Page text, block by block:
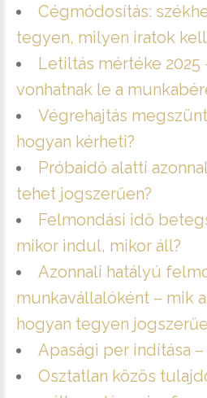
Cégmódosítás:
tegyen, milyen iratok
Letiltás mértéke 2025
vonhatnak le a
Végrehajtás
hogyan kérheti?
Próbaidő alatti
tehet jogszerűen?
Felmondási idő
mikor indul, mikor áll?
Azonnali hatályú
munkavállalóként – mik
hogyan tegyen
Apasági per indítása
Osztatlan közös